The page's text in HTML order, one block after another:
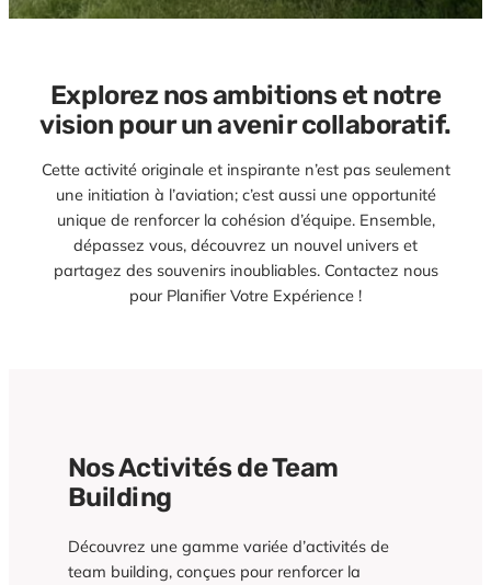
Explorez nos ambitions et notre
vision pour un avenir collaboratif.
Cette activité originale et inspirante n’est pas seulement
une initiation à l’aviation; c’est aussi une opportunité
unique de renforcer la cohésion d’équipe. Ensemble,
dépassez vous, découvrez un nouvel univers et
partagez des souvenirs inoubliables. Contactez nous
pour Planifier Votre Expérience !
Nos Activités de Team
Building
Découvrez une gamme variée d’activités de
team building, conçues pour renforcer la